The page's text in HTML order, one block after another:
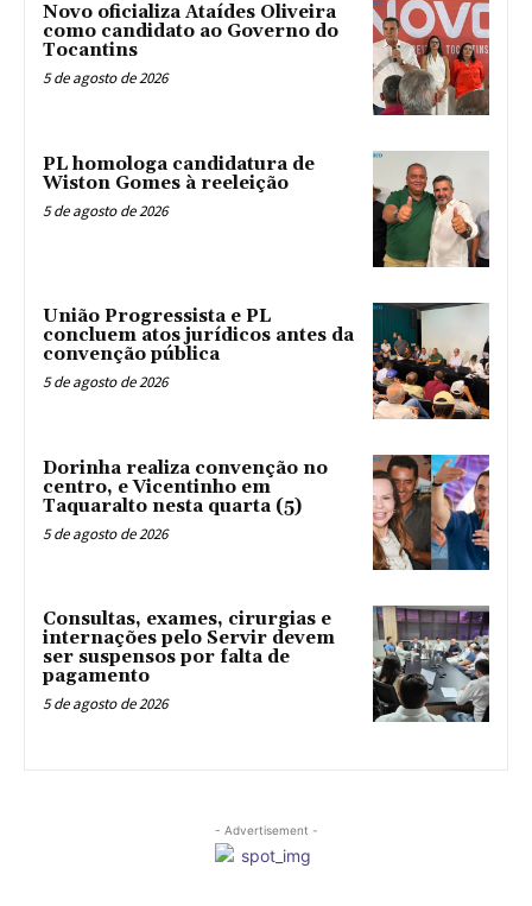
Novo oficializa Ataídes Oliveira
como candidato ao Governo do
Tocantins
5 de agosto de 2026
PL homologa candidatura de
Wiston Gomes à reeleição
5 de agosto de 2026
União Progressista e PL
concluem atos jurídicos antes da
convenção pública
5 de agosto de 2026
Dorinha realiza convenção no
centro, e Vicentinho em
Taquaralto nesta quarta (5)
5 de agosto de 2026
Consultas, exames, cirurgias e
internações pelo Servir devem
ser suspensos por falta de
pagamento
5 de agosto de 2026
- Advertisement -